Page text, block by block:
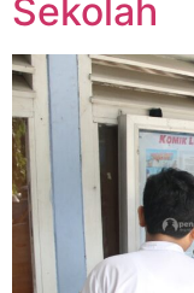
Sekolah